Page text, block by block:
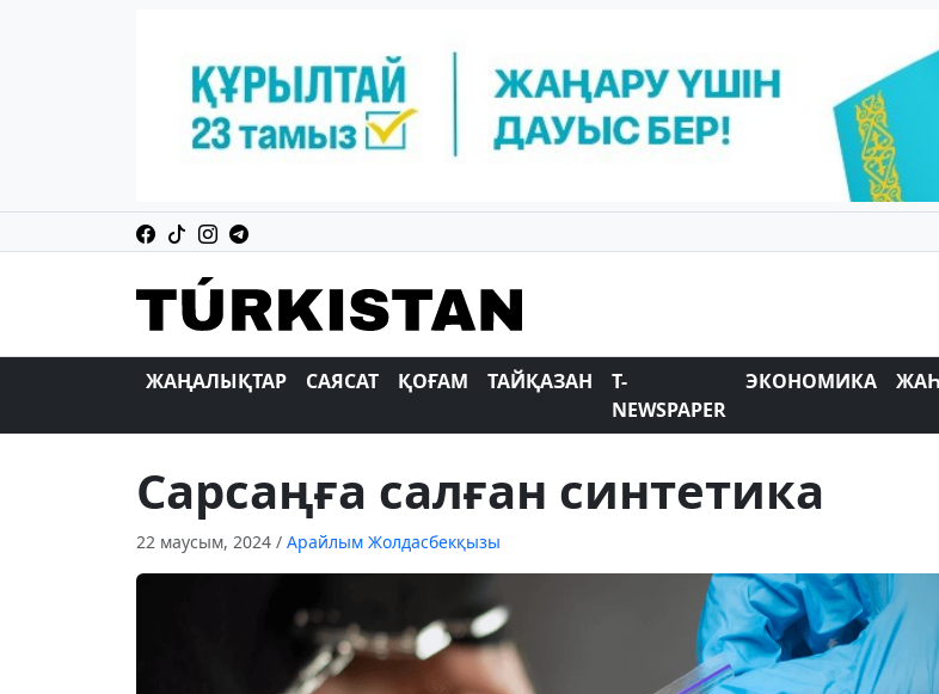
ЖАҢАЛЫҚТАР САЯСАТ ҚОҒАМ ТАЙҚАЗАН
T-
NEWSPAPER
ЭКОНОМИКА
Сарсаңға салған синтетика
22 маусым, 2024 / Арайлым Жолдасбекқызы